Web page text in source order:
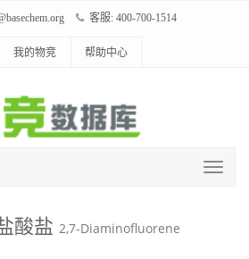
客服: 400-700-1514
我的物竞 帮助中心
酸盐 2,7-Diaminofluorene